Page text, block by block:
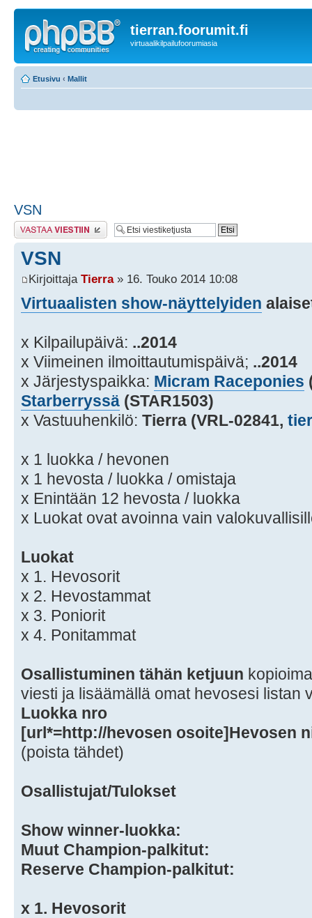
tierran.foorumit.fi
virtuaalikilpailufoorumiasia
Etusivu ‹ Mallit
VSN
Lähetä vastaus
VSN
Kirjoittaja Tierra» 16. Touko 2014 10:08
Virtuaalisten show-näyttelyiden
x Kilpailupäivä: ..2014
x Viimeinen ilmoittautumispäivä; ..2014
x Järjestyspaikka: Micram Raceponies
Starberryssä (STAR1503)
x Vastuuhenkilö: Tierra (VRL-02841,
x 1 luokka / hevonen
x 1 hevosta / luokka / omistaja
x Enintään 12 hevosta / luokka
x Luokat ovat avoinna vain
Luokat
x 1. Hevosorit
x 2. Hevostammat
x 3. Poniorit
x 4. Ponitammat
Osallistuminen tähän ketjuun
viesti ja lisäämällä omat hevosesi listan
Luokka nro
[url*=http://hevosen osoite]Hevosen
(poista tähdet)
Osallistujat/Tulokset
Show winner-luokka:
Muut Champion-palkitut:
Reserve Champion-palkitut:
x 1. Hevosorit